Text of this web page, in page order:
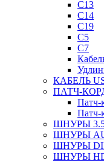
C13
C14
C19
C5
C7
КАБЕЛЬ
ПАТЧ-
Патч-
Патч-
ШНУРЫ 3.5
ШНУРЫ
ШНУРЫ
ШНУРЫ